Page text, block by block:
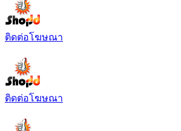
ติดต่อโฆษณา
ติดต่อโฆษณา